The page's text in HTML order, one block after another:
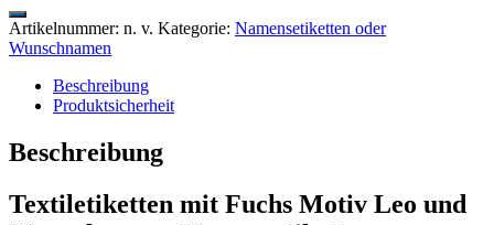
Artikelnummer: n. v. Kategorie: Namensetiketten oder
Wunschnamen
Beschreibung
Produktsicherheit
Beschreibung
Textiletiketten mit Fuchs Motiv Leo und